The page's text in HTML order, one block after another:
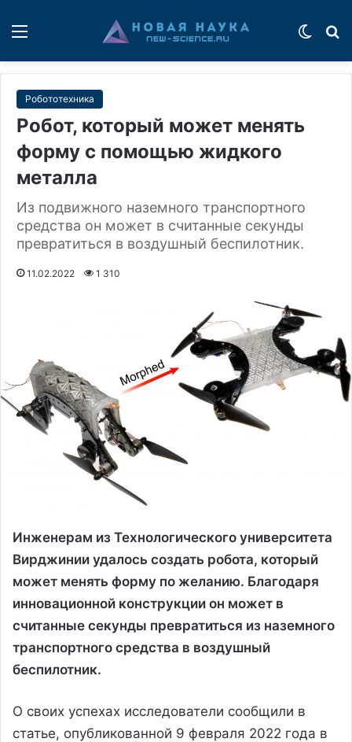
Робототехника
Робот, который может менять
форму с помощью жидкого
металла
Из подвижного наземного транспортного
средства он может в считанные секунды
превратиться в воздушный беспилотник.
11.02.2022 1 310
Инженерам из Технологического университета
Вирджинии удалось создать робота, который
может менять форму по желанию. Благодаря
инновационной конструкции он может в
считанные секунды превратиться из наземного
транспортного средства в воздушный
беспилотник.
О своих успехах исследователи сообщили в
статье, опубликованной 9 февраля 2022 года в